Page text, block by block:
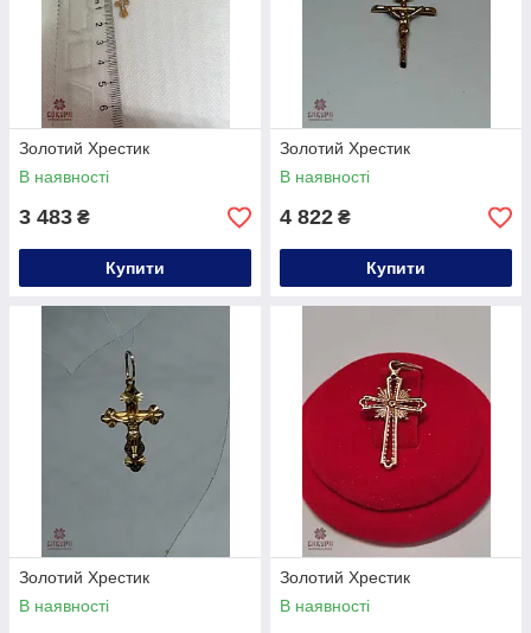
Золотий Хрестик
В наявності
3 483 ₴
Купити
Золотий Хрестик
В наявності
4 822 ₴
Купити
Золотий Хрестик
В наявності
Золотий Хрестик
В наявності